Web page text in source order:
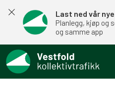
Last ned vår
Planlegg, kjøp og
og samme app